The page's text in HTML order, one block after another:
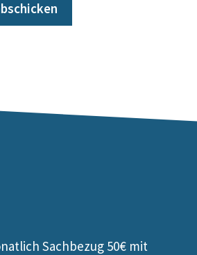
Sachbezug 50€ mit